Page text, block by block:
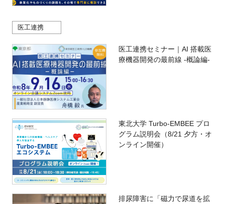
医工連携
医工連携セミナー｜AI 搭載医
療機器開発の最前線 -概論編-
東北大学 Turbo-EMBEE プロ
グラム説明会（8/21 夕方・オ
ンライン開催）
排尿障害に「磁力で尿道を拡